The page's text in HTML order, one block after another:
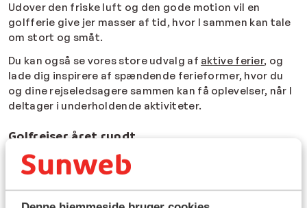
Udover den friske luft og den gode motion vil en
golfferie give jer masser af tid, hvor I sammen kan tale
om stort og småt.
Du kan også se vores store udvalg af aktive ferier, og
lade dig inspirere af spændende ferieformer, hvor du
og dine rejseledsagere sammen kan få oplevelser, når I
deltager i underholdende aktiviteter.
Golfrejser året rundt
Golf er en sport, der kan spilles året rundt – så længe
du befinder dig det rette sted. Med Sunweb kan du
spille golf i fantastiske omgivelser, mens du nyder den
glitrende sol og kommer i den helt rigtige